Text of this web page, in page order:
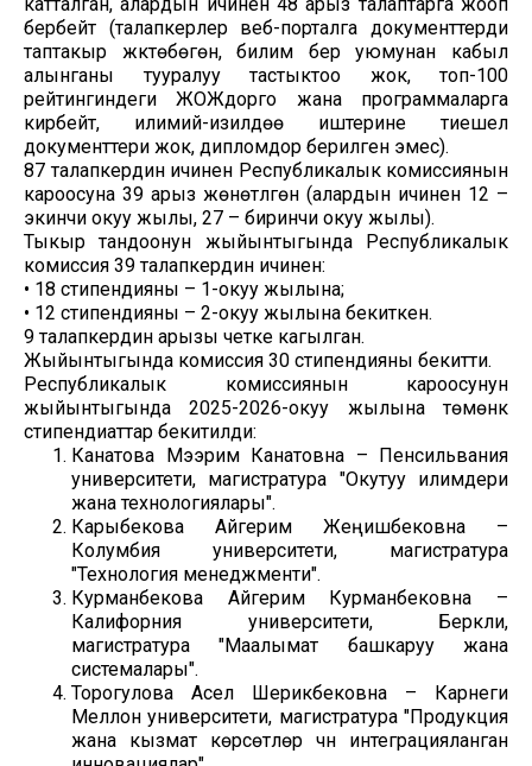
бербейт (талапкерлер веб-порталга документтерди
таптакыр жүктөбөгөн, билим берүү уюмунан кабыл
алынганы тууралуу тастыктоо жок, топ-100
рейтингиндеги ЖОЖдорго жана программаларга
кирбейт, илимий-изилдөө иштерине тиешелүү
документтери жок, дипломдор берилген эмес).
87 талапкердин ичинен Республикалык комиссиянын
кароосуна 39 арыз жөнөтүлгөн (алардын ичинен 12 –
экинчи окуу жылы, 27 – биринчи окуу жылы).
Тыкыр тандоонун жыйынтыгында Республикалык
комиссия 39 талапкердин ичинен:
• 18 стипендияны – 1-окуу жылына;
• 12 стипендияны – 2-окуу жылына бекиткен.
9 талапкердин арызы четке кагылган.
Жыйынтыгында комиссия 30 стипендияны бекитти.
Республикалык комиссиянын кароосунун
жыйынтыгында 2025-2026-окуу жылына төмөнкү
стипендиаттар бекитилди:
Канатова Мээрим Канатовна – Пенсильвания
университети, магистратура "Окутуу илимдери
жана технологиялары".
Карыбекова Айгерим Жеңишбековна –
Колумбия университети, магистратура
"Технология менеджменти".
Курманбекова Айгерим Курманбековна –
Калифорния университети, Беркли,
магистратура "Маалымат башкаруу жана
системалары".
Торогулова Асел Шерикбековна – Карнеги
Меллон университети, магистратура "Продукция
жана кызмат көрсөтүүлөр үчүн интеграцияланган